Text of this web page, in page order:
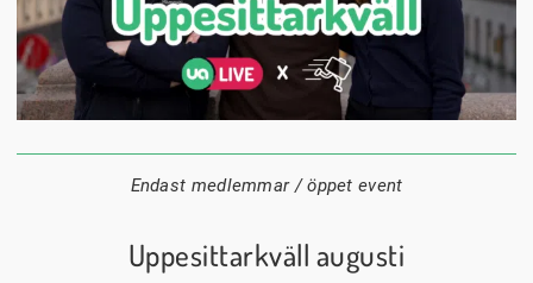
24 augusti
20:00
Endast medlemmar / öppet event
Uppesittarkväll augusti